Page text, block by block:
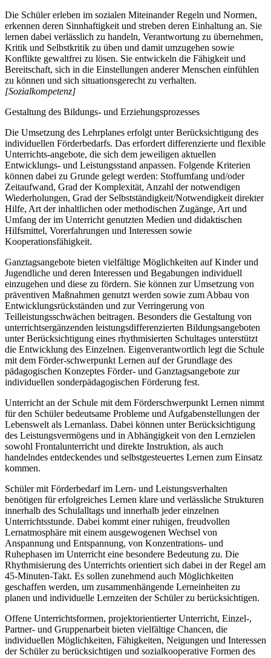
Die Schüler erleben im sozialen Miteinander Regeln und Normen,
erkennen deren Sinnhaftigkeit und streben deren Einhaltung an. Sie
lernen dabei verlässlich zu handeln, Verantwortung zu übernehmen,
Kritik und Selbstkritik zu üben und damit umzugehen sowie
Konflikte gewaltfrei zu lösen. Sie entwickeln die Fähigkeit und
Bereitschaft, sich in die Einstellungen anderer Menschen einfühlen
zu können und sich situationsgerecht zu verhalten.
[Sozialkompetenz]
Gestaltung des Bildungs- und Erziehungsprozesses
Die Umsetzung des Lehrplanes erfolgt unter Berücksichtigung des
individuellen Förderbedarfs. Das erfordert differenzierte und flexible
Unterrichts-angebote, die sich dem jeweiligen aktuellen
Entwicklungs- und Leistungsstand anpassen. Folgende Kriterien
können dabei zu Grunde gelegt werden: Stoffumfang und/oder
Zeitaufwand, Grad der Komplexität, Anzahl der notwendigen
Wiederholungen, Grad der Selbstständigkeit/Notwendigkeit direkter
Hilfe, Art der inhaltlichen oder methodischen Zugänge, Art und
Umfang der im Unterricht genutzten Medien und didaktischen
Hilfsmittel, Vorerfahrungen und Interessen sowie
Kooperationsfähigkeit.
Ganztagsangebote bieten vielfältige Möglichkeiten auf Kinder und
Jugendliche und deren Interessen und Begabungen individuell
einzugehen und diese zu fördern. Sie können zur Umsetzung von
präventiven Maßnahmen genutzt werden sowie zum Abbau von
Entwicklungsrückständen und zur Verringerung von
Teilleistungsschwächen beitragen. Besonders die Gestaltung von
unterrichtsergänzenden leistungsdifferenzierten Bildungsangeboten
unter Berücksichtigung eines rhythmisierten Schultages unterstützt
die Entwicklung des Einzelnen. Eigenverantwortlich legt die Schule
mit dem Förder-schwerpunkt Lernen auf der Grundlage des
pädagogischen Konzeptes Förder- und Ganztagsangebote zur
individuellen sonderpädagogischen Förderung fest.
Unterricht an der Schule mit dem Förderschwerpunkt Lernen nimmt
für den Schüler bedeutsame Probleme und Aufgabenstellungen der
Lebenswelt als Lernanlass. Dabei können unter Berücksichtigung
des Leistungsvermögens und in Abhängigkeit von den Lernzielen
sowohl Frontalunterricht und direkte Instruktion, als auch
handelndes entdeckendes und selbstgesteuertes Lernen zum Einsatz
kommen.
Schüler mit Förderbedarf im Lern- und Leistungsverhalten
benötigen für erfolgreiches Lernen klare und verlässliche Strukturen
innerhalb des Schulalltags und innerhalb jeder einzelnen
Unterrichtsstunde. Dabei kommt einer ruhigen, freudvollen
Lernatmosphäre mit einem ausgewogenen Wechsel von
Anspannung und Entspannung, von Konzentrations- und
Ruhephasen im Unterricht eine besondere Bedeutung zu. Die
Rhythmisierung des Unterrichts orientiert sich dabei in der Regel am
45-Minuten-Takt. Es sollen zunehmend auch Möglichkeiten
geschaffen werden, um zusammenhängende Lerneinheiten zu
planen und individuelle Lernzeiten der Schüler zu berücksichtigen.
Offene Unterrichtsformen, projektorientierter Unterricht, Einzel-,
Partner- und Gruppenarbeit bieten vielfältige Chancen, die
individuellen Möglichkeiten, Fähigkeiten, Neigungen und Interessen
der Schüler zu berücksichtigen und sozialkooperative Formen des